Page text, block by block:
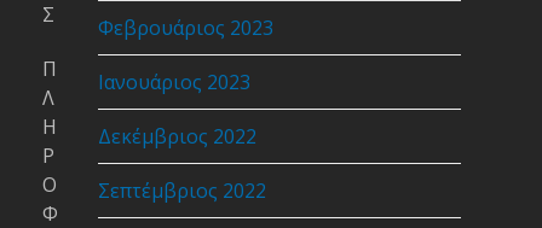
Φεβρουάριος 2023
Ιανουάριος 2023
Δεκέμβριος 2022
Σεπτέμβριος 2022
Σ
Π
Λ
Η
Ρ
Ο
Φ